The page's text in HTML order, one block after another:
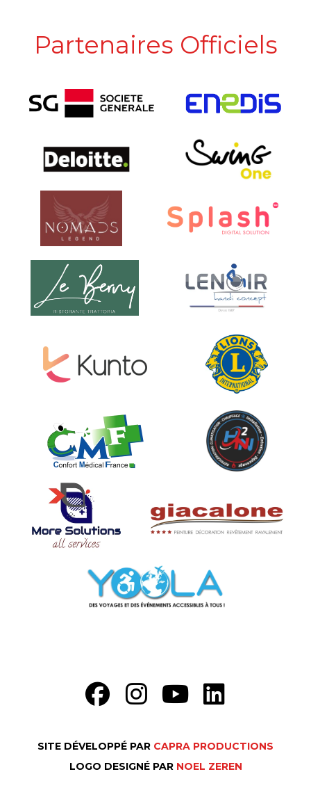
Partenaires Officiels
SITE DÉVELOPPÉ PAR CAPRA PRODUCTIONS
LOGO DESIGNÉ PAR NOEL ZEREN
FR